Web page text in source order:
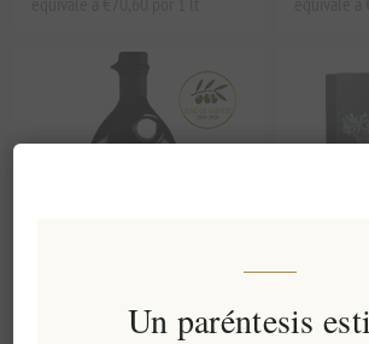
Aceite de Oliva Virgen Extra
Aceite de
Un paréntesis